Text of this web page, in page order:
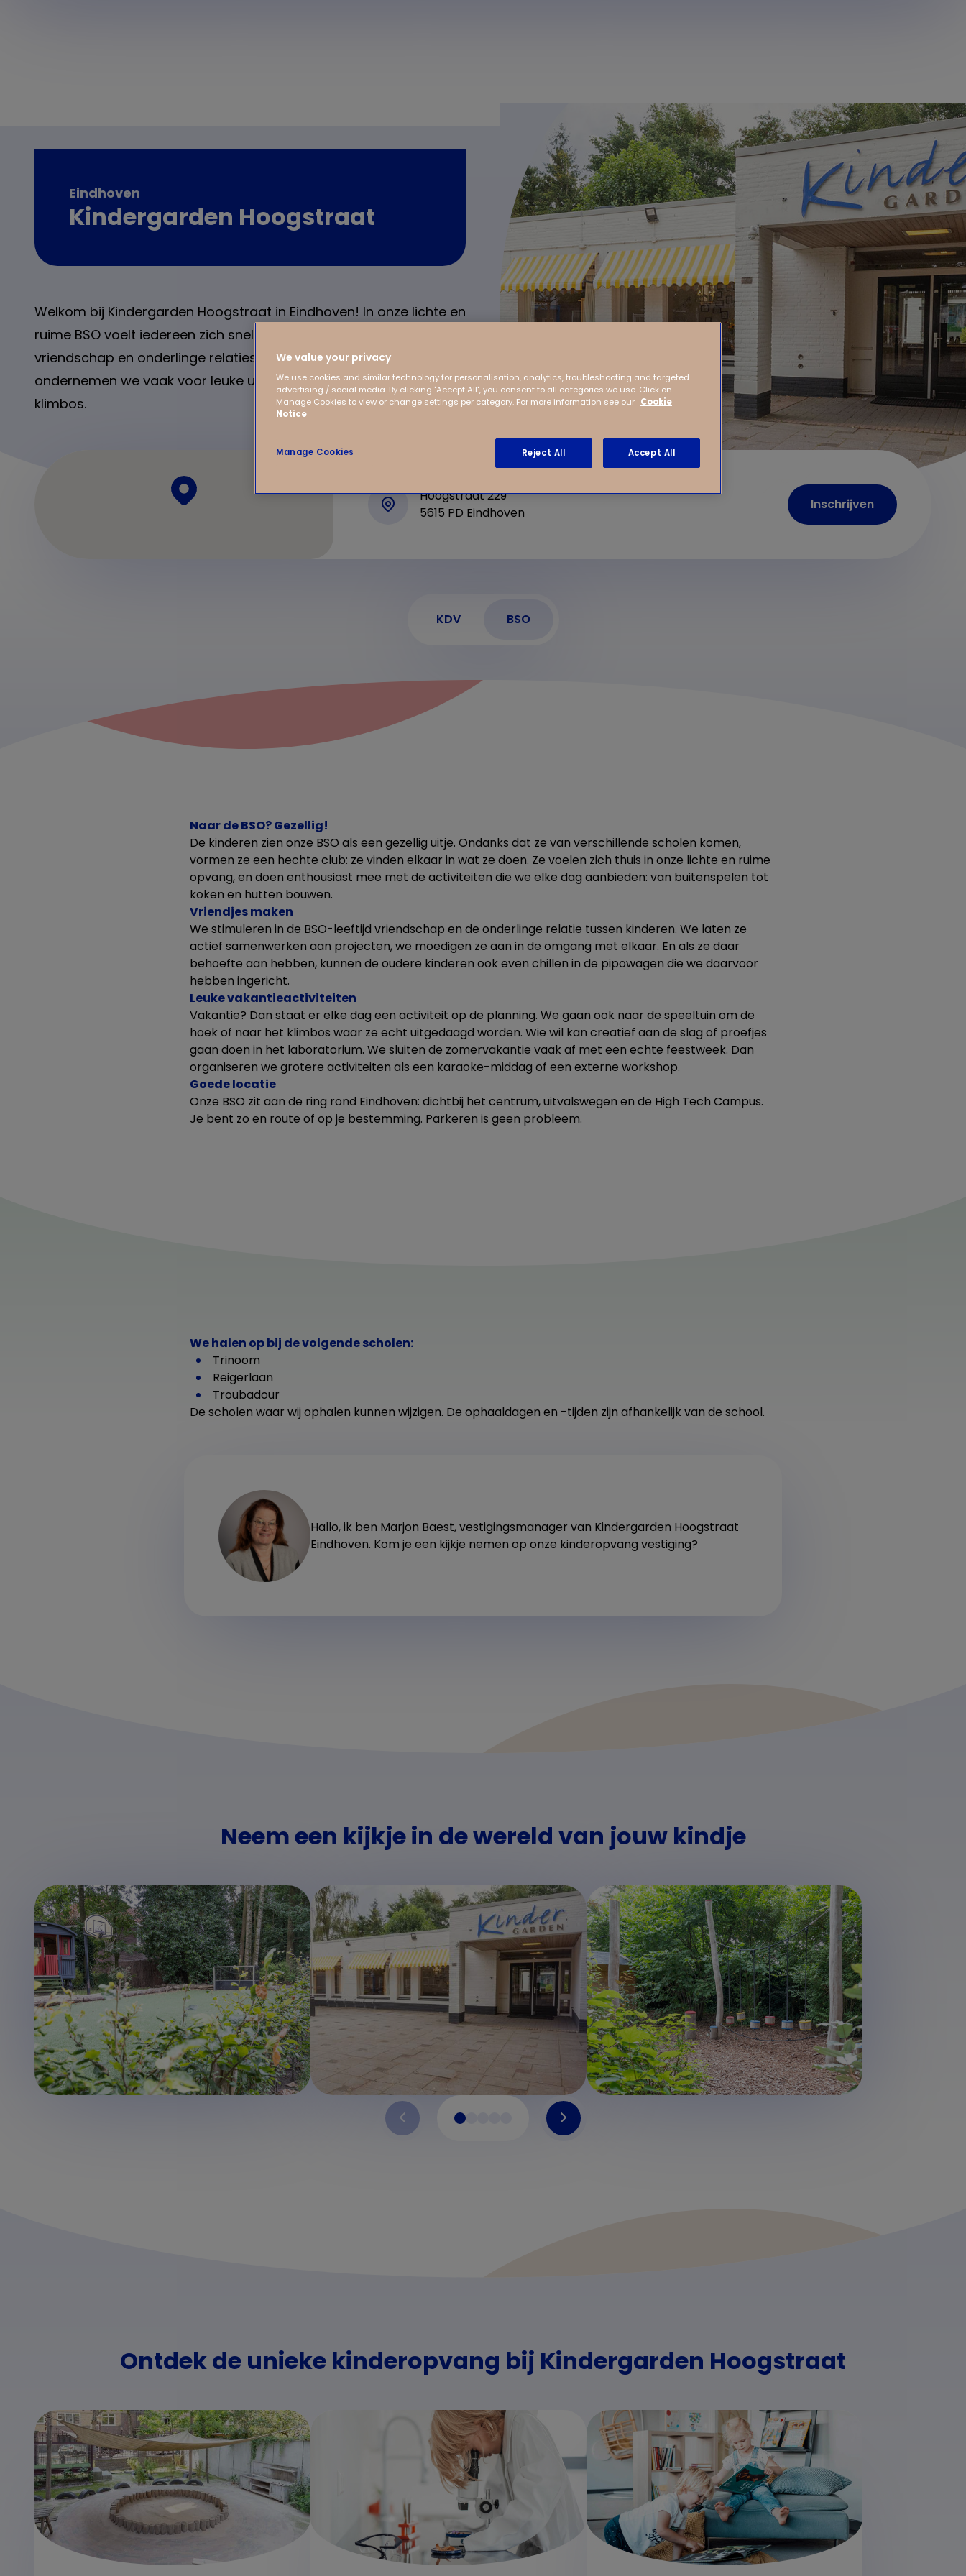
Eindhoven
Kindergarden Hoogstraat
Welkom bij Kindergarden Hoogstraat in Eindhoven! In onze lichte en
ruime BSO voelt iedereen zich snel thuis. We stimuleren
vriendschap en onderlinge relaties tussen kinderen. In de vakantie
ondernemen we vaak voor leuke uitjes naar de speeltuin of het
klimbos.
Hoogstraat 229
5615 PD Eindhoven
Inschrijven
KDV BSO
Naar de BSO? Gezellig!
De kinderen zien onze BSO als een gezellig uitje. Ondanks dat ze van verschillende scholen komen,
vormen ze een hechte club: ze vinden elkaar in wat ze doen. Ze voelen zich thuis in onze lichte en ruime
opvang, en doen enthousiast mee met de activiteiten die we elke dag aanbieden: van buitenspelen tot
koken en hutten bouwen.
Vriendjes maken
We stimuleren in de BSO-leeftijd vriendschap en de onderlinge relatie tussen kinderen. We laten ze
actief samenwerken aan projecten, we moedigen ze aan in de omgang met elkaar. En als ze daar
behoefte aan hebben, kunnen de oudere kinderen ook even chillen in de pipowagen die we daarvoor
hebben ingericht.
Leuke vakantieactiviteiten
Vakantie? Dan staat er elke dag een activiteit op de planning. We gaan ook naar de speeltuin om de
hoek of naar het klimbos waar ze echt uitgedaagd worden. Wie wil kan creatief aan de slag of proefjes
gaan doen in het laboratorium. We sluiten de zomervakantie vaak af met een echte feestweek. Dan
organiseren we grotere activiteiten als een karaoke-middag of een externe workshop.
Goede locatie
Onze BSO zit aan de ring rond Eindhoven: dichtbij het centrum, uitvalswegen en de High Tech Campus.
Je bent zo en route of op je bestemming. Parkeren is geen probleem.
We halen op bij de volgende scholen:
Trinoom
Reigerlaan
Troubadour
De scholen waar wij ophalen kunnen wijzigen. De ophaaldagen en -tijden zijn afhankelijk van de school.
Hallo, ik ben Marjon Baest, vestigingsmanager van Kindergarden Hoogstraat
Eindhoven. Kom je een kijkje nemen op onze kinderopvang vestiging?
Neem een kijkje in de wereld van jouw kindje
Ontdek de unieke kinderopvang bij Kindergarden Hoogstraat
We value your privacy
We use cookies and similar technology for personalisation, analytics, troubleshooting and targeted
advertising / social media. By clicking "Accept All", you consent to all categories we use. Click on
Manage Cookies to view or change settings per category. For more information see our Cookie
Notice
Manage Cookies Reject All Accept All